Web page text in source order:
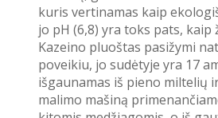
kuris vertinamas kaip
jo pH (6,8) yra toks pats, kaip
Kazeino pluoštas pasižymi
poveikiu, jo sudėtyje yra 17
išgaunamas iš pieno miltelių
malimo mašiną